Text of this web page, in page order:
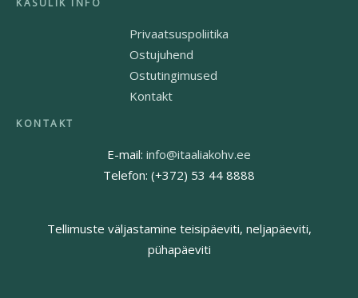
Privaatsuspoliitika
Ostujuhend
Ostutingimused
Kontakt
E-mail: info@itaaliakohv.ee
Telefon: (+372) 53 44 8888
Tellimuste väljastamine teisipäeviti, neljapäeviti,
pühapäeviti